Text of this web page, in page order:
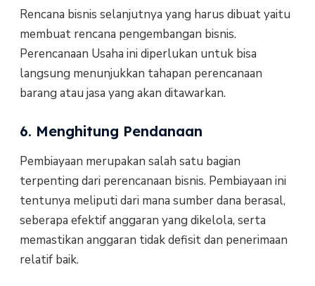
Rencana bisnis selanjutnya yang harus dibuat yaitu
membuat rencana pengembangan bisnis.
Perencanaan Usaha ini diperlukan untuk bisa
langsung menunjukkan tahapan perencanaan
barang atau jasa yang akan ditawarkan.
6. Menghitung Pendanaan
Pembiayaan merupakan salah satu bagian
terpenting dari perencanaan bisnis. Pembiayaan ini
tentunya meliputi dari mana sumber dana berasal,
seberapa efektif anggaran yang dikelola, serta
memastikan anggaran tidak defisit dan penerimaan
relatif baik.